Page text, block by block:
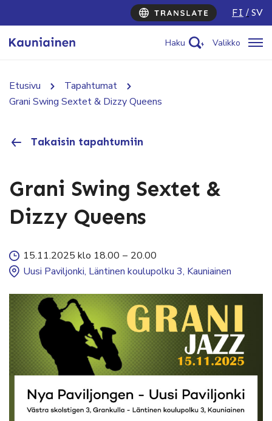
FI SV
Haku Valikko
Etusivu
Tapahtumat
Grani Swing Sextet & Dizzy Queens
Takaisin tapahtumiin
Grani Swing Sextet &
Dizzy Queens
15.11.2025 klo 18.00 – 20.00
Uusi Paviljonki, Läntinen koulupolku 3, Kauniainen